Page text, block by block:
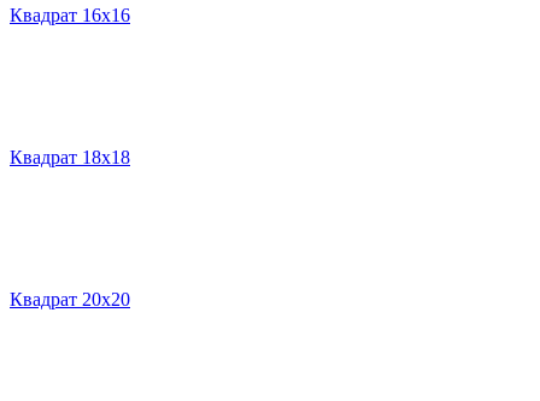
Квадрат 16х16
Квадрат 18х18
Квадрат 20х20